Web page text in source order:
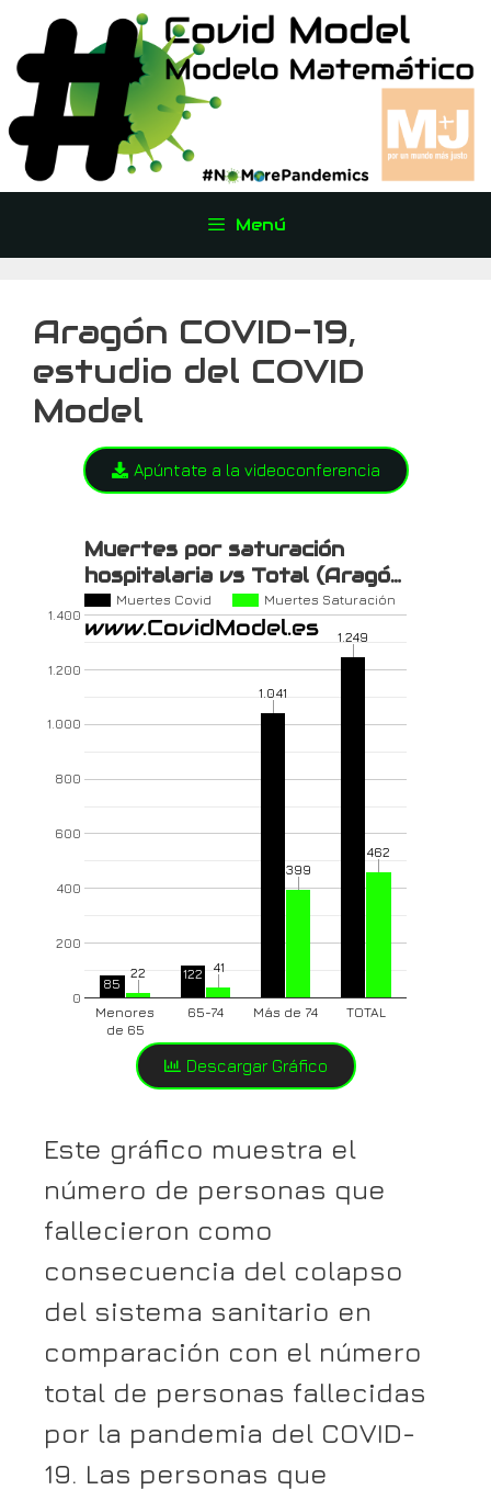
Menú
Aragón COVID-19,
estudio del COVID
Model
Apúntate a la videoconferencia
Muertes por saturación
hospitalaria vs Total (Aragó…
Muertes Covid Muertes Saturación
Menores
de 65
65-74 Más de 74 TOTAL
0
200
400
600
800
1.000
1.200
1.400
85
122
1.041
1.249
22 41
399
462
Descargar Gráfico
Este gráfico muestra el
número de personas que
fallecieron como
consecuencia del colapso
del sistema sanitario en
comparación con el número
total de personas fallecidas
por la pandemia del COVID-
19. Las personas que